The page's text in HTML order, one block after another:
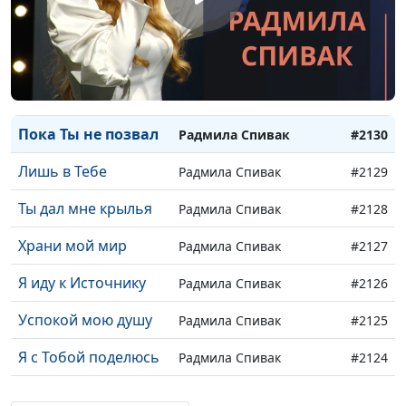
понимала
Я хочу идти с Тобой Анна Клейнос #2132
Это всё Ты сотворил Анна Клейнос #2131
Пока Ты не позвал Радмила Спивак #2130
Лишь в Тебе Радмила Спивак #2129
Ты дал мне крылья Радмила Спивак #2128
Храни мой мир Радмила Спивак #2127
Я иду к Источнику Радмила Спивак #2126
Успокой мою душу Радмила Спивак #2125
Я с Тобой поделюсь Радмила Спивак #2124